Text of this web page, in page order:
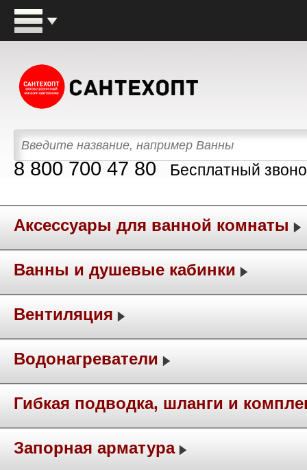
8 800 700 47 80 Бесплатный
Аксессуары для ванной комнаты
Ванны и душевые кабинки
Вентиляция
Водонагреватели
Гибкая подводка, шланги и
Запорная арматура